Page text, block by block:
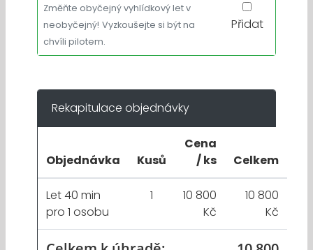
Změňte obyčejný vyhlídkový let v
neobyčejný! Vyzkoušejte si být na
chvíli pilotem.
Přidat
Rekapitulace objednávky
Objednávka Kusů
Cena
/ ks
Celkem
Let 40 min
pro 1 osobu
1
10 800
Kč
10 800
Kč